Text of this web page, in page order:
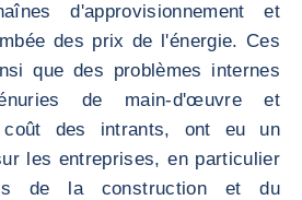
d'approvisionnement et
des prix de l'énergie. Ces
que des problèmes internes
de main-d'œuvre et
coût des intrants, ont eu un
les entreprises, en particulier
de la construction et du